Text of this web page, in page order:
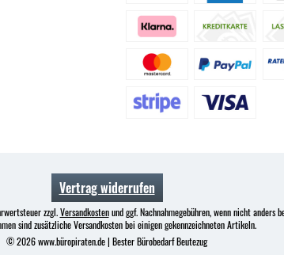
Vertrag widerrufen
zzgl.Versandkostenund ggf. Nachnahmegebühren, wenn nicht anders
sind zusätzliche Versandkosten bei einigen gekennzeichneten Artikeln.
© 2026 www.büropiraten.de | Bester Bürobedarf Beutezug